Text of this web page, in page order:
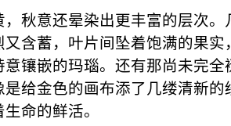
，秋意还晕染出更丰富的层次
又含蓄，叶片间坠着饱满的果
意镶嵌的玛瑙。还有那尚未完
给金色的画布添了几缕清新
命的鲜活。